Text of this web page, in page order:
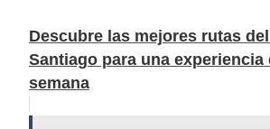
Descubre las mejores rutas
Santiago para una experiencia
semana